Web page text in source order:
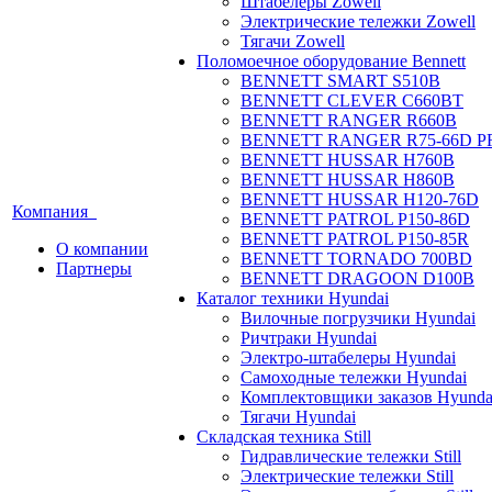
Компания
О компании
Партнеры
Электрические тележки Zowell
Тягачи Zowell
Поломоечное оборудование Bennett
BENNETT SMART S510B
BENNETT CLEVER C660BT
BENNETT RANGER R660B
BENNETT RANGER R75-66D
BENNETT HUSSAR H760B
BENNETT HUSSAR H860B
BENNETT HUSSAR H120-76D
BENNETT PATROL P150-86D
BENNETT PATROL P150-85R
BENNETT TORNADO 700BD
BENNETT DRAGOON D100B
Каталог техники Hyundai
Вилочные погрузчики Hyundai
Ричтраки Hyundai
Электро-штабелеры Hyundai
Самоходные тележки Hyundai
Комплектовщики заказов
Тягачи Hyundai
Складская техника Still
Гидравлические тележки Still
Электрические тележки Still